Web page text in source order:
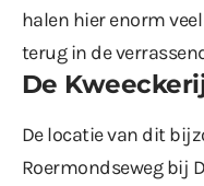
halen hier enorm
terug in de
De
De locatie van dit
Roermondseweg bij